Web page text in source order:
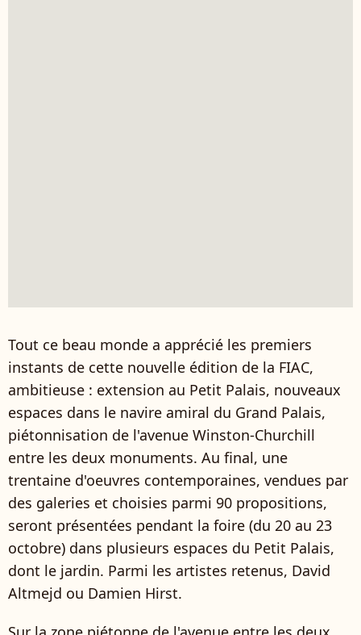
Tout ce beau monde a apprécié les premiers
instants de cette nouvelle édition de la FIAC,
ambitieuse : extension au Petit Palais, nouveaux
espaces dans le navire amiral du Grand Palais,
piétonnisation de l'avenue Winston-Churchill
entre les deux monuments. Au final, une
trentaine d'oeuvres contemporaines, vendues par
des galeries et choisies parmi 90 propositions,
seront présentées pendant la foire (du 20 au 23
octobre) dans plusieurs espaces du Petit Palais,
dont le jardin. Parmi les artistes retenus, David
Altmejd ou Damien Hirst.